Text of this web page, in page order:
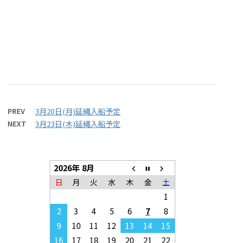
PREV 3月20日(月)延縄入船予定
NEXT 3月23日(木)延縄入船予定
2026年 8月
日 月 火 水 木 金 土
1
2
3 4 5 6 7
8
9
10 11 12 13 14
15
16
17 18 19 20 21
22